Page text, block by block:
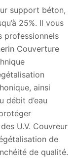
support béton,
25%. Il vous
professionnels
Couverture
ainsi
débit d’eau
U.V. Couvreur
de
de qualité.